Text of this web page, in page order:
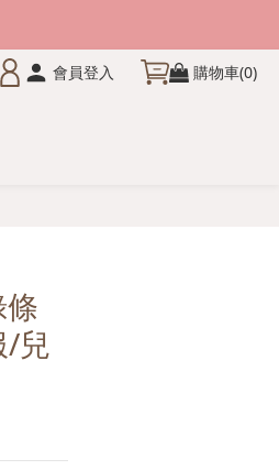
會員登入 購物車(0)
/兒